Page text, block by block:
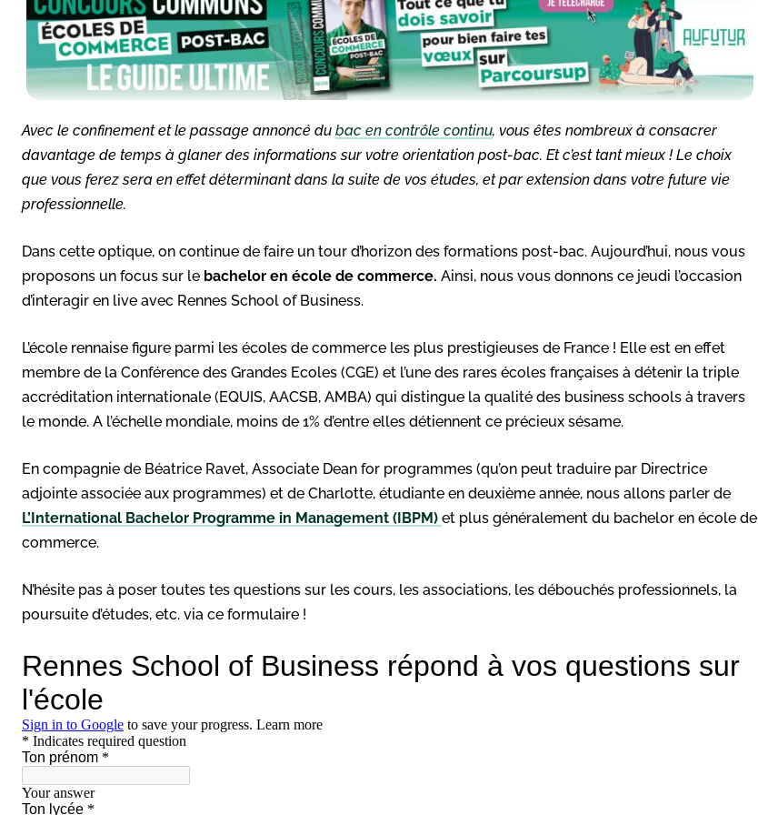
Avec le confinement et le passage annoncé du bac en contrôle continu, vous êtes nombreux à consacrer
davantage de temps à glaner des informations sur votre orientation post-bac. Et c’est tant mieux ! Le choix
que vous ferez sera en effet déterminant dans la suite de vos études, et par extension dans votre future vie
professionnelle.
Dans cette optique, on continue de faire un tour d’horizon des formations post-bac. Aujourd’hui, nous vous
proposons un focus sur le bachelor en école de commerce. Ainsi, nous vous donnons ce jeudi l’occasion
d’interagir en live avec Rennes School of Business.
L’école rennaise figure parmi les écoles de commerce les plus prestigieuses de France ! Elle est en effet
membre de la Conférence des Grandes Ecoles (CGE) et l’une des rares écoles françaises à détenir la triple
accréditation internationale (EQUIS, AACSB, AMBA) qui distingue la qualité des business schools à travers
le monde. A l’échelle mondiale, moins de 1% d’entre elles détiennent ce précieux sésame.
En compagnie de Béatrice Ravet, Associate Dean for programmes (qu’on peut traduire par Directrice
adjointe associée aux programmes) et de Charlotte, étudiante en deuxième année, nous allons parler de
L’International Bachelor Programme in Management (IBPM) et plus généralement du bachelor en école de
commerce.
N’hésite pas à poser toutes tes questions sur les cours, les associations, les débouchés professionnels, la
poursuite d’études, etc. via ce formulaire !